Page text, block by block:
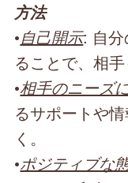
方法
•自己開示: 自
ることで、相
•相手のニーズ
るサポートや
く。
•ポジティブな